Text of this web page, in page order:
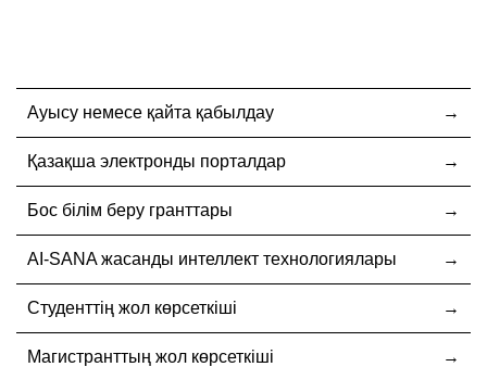
Ауысу немесе қайта қабылдау
Қазақша электронды порталдар
Бос білім беру гранттары
AI-SANA жасанды интеллект технологиялары
Студенттің жол көрсеткіші
Магистранттың жол көрсеткіші